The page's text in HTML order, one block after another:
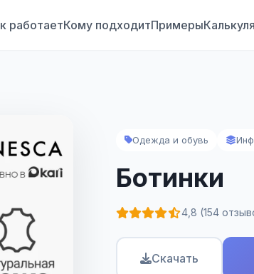
работаетКому подходитПримеры
Одежда и обувь
Ботинки
4,8 (154
Скачать